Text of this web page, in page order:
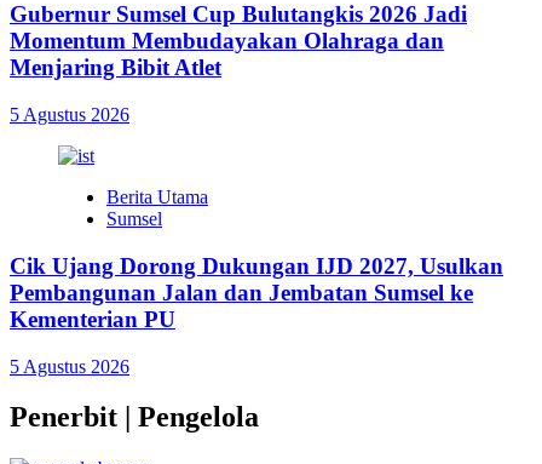
Gubernur Sumsel Cup Bulutangkis 2026 Jadi
Momentum Membudayakan Olahraga dan
Menjaring Bibit Atlet
5 Agustus 2026
Berita Utama
Sumsel
Cik Ujang Dorong Dukungan IJD 2027, Usulkan
Pembangunan Jalan dan Jembatan Sumsel ke
Kementerian PU
5 Agustus 2026
Penerbit | Pengelola